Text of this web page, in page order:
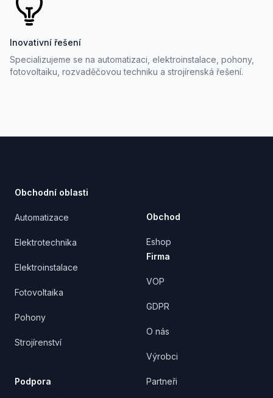
Inovativní řešení
Specializujeme se na automatizaci, elektroinstalace, pohony,
fotovoltaiku, rozvaděčovou techniku a strojírenská řešení.
Obchodní oblasti
Automatizace
Elektrotechnika
Elektroinstalace
Fotovoltaika
Pohony
Strojírenství
Podpora
Obchod
Eshop
Firma
VOP
GDPR
O nás
Výrobci
Partneři